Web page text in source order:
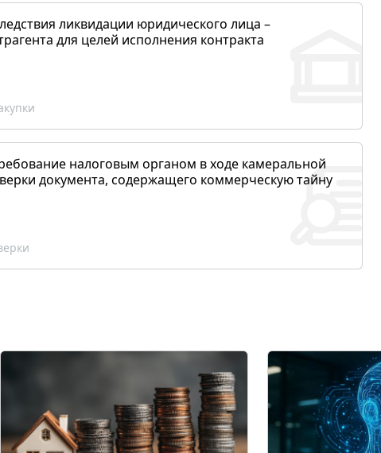
ликвидации юридического лица –
для целей исполнения контракта
налоговым органом в ходе камеральной
документа, содержащего коммерческую тайну